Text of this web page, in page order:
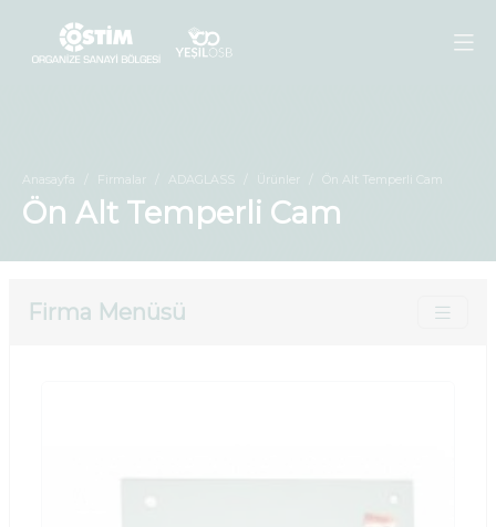
Anasayfa Firmalar ADAGLASS Ürünler Ön Alt Temperli Cam
Ön Alt Temperli Cam
Firma Menüsü